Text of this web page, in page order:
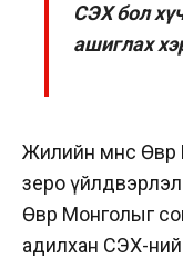
СЭХ бол
ашиглах
Жилийн өмнөөс
зеро
Өвөр Монголыг
адилхан СЭХ-ний